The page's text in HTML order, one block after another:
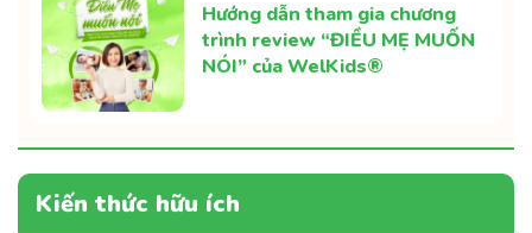
Hướng dẫn tham gia chương
trình review “ĐIỀU MẸ MUỐN
NÓI” của WelKids®
Kiến thức hữu ích